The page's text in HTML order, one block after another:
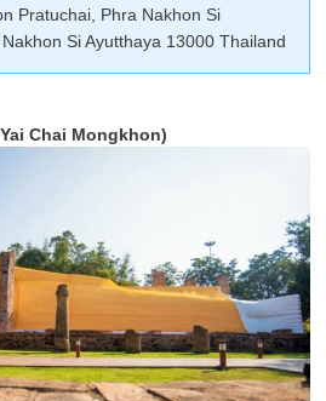
Pratuchai, Phra Nakhon Si
Si Ayutthaya 13000 Thailand
Chai Mongkhon)